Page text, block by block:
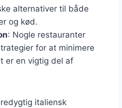
alternativer til både
og kød.
: Nogle restauranter
for at minimere
er en vigtig del af
italiensk